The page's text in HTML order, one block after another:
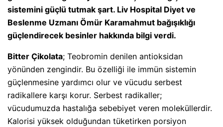
sistemini güçlü tutmak şart. Liv Hospital Diyet ve
Beslenme Uzmanı Ömür Karamahmut bağışıklığı
güçlendirecek besinler hakkında bilgi verdi.
Bitter Çikolata; Teobromin denilen antioksidan
yönünden zengindir. Bu özelliği ile immün sistemin
güçlenmesine yardımcı olur ve vücudu serbest
radikallere karşı korur. Serbest radikaller;
vücudumuzda hastalığa sebebiyet veren moleküllerdir.
Kalorisi yüksek olduğundan tüketirken porsiyon